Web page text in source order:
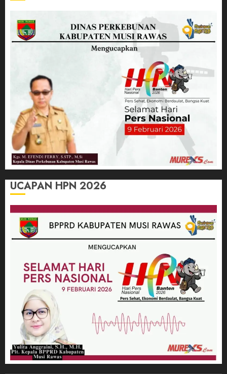
UCAPAN HPN 2026